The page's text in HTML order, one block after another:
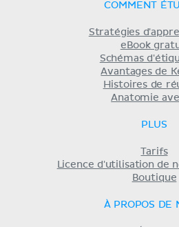
COMMENT
Stratégies
eBook
Schémas
Avantages de
Histoires de
Anatomie
PLUS
Tarifs
Licence d'utilisation de
Boutique
À PROPOS DE